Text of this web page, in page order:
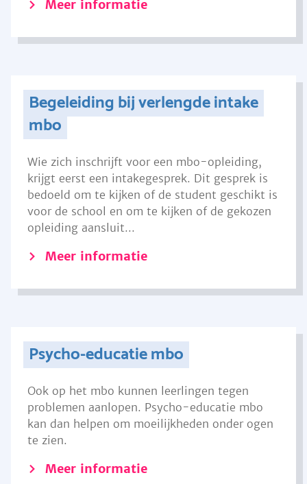
Meer informatie
Begeleiding bij verlengde intake
mbo
Wie zich inschrijft voor een mbo-opleiding,
krijgt eerst een intakegesprek. Dit gesprek is
bedoeld om te kijken of de student geschikt is
voor de school en om te kijken of de gekozen
opleiding aansluit...
Meer informatie
Psycho-educatie mbo
Ook op het mbo kunnen leerlingen tegen
problemen aanlopen. Psycho-educatie mbo
kan dan helpen om moeilijkheden onder ogen
te zien.
Meer informatie